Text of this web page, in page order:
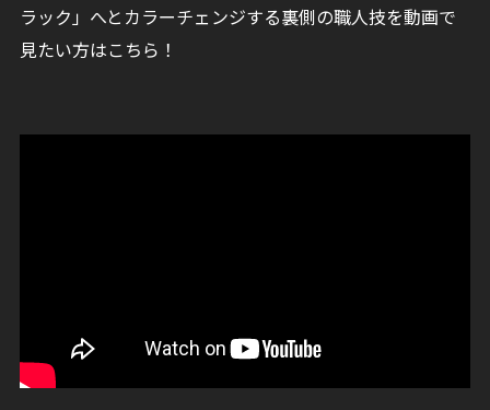
ラック」へとカラーチェンジする裏側の職人技を動画で
見たい方はこちら！